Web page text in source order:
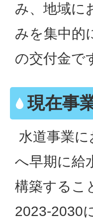
み、地域に
みを集中的
の交付金で
現在事
水道事業
へ早期に給
構築するこ
2023-2030